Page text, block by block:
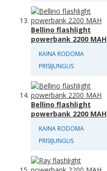
Bellino flashlight
powerbank 2200 MAH
KAINA RODOMA
PRISIJUNGUS
Bellino flashlight
powerbank 2200 MAH
KAINA RODOMA
PRISIJUNGUS